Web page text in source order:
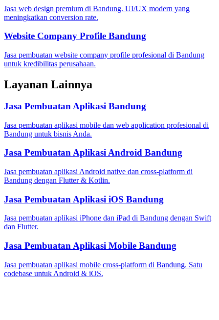
Jasa web design premium di Bandung. UI/UX modern yang
meningkatkan conversion rate.
Website Company Profile Bandung
Jasa pembuatan website company profile profesional di Bandung
untuk kredibilitas perusahaan.
Layanan Lainnya
Jasa Pembuatan Aplikasi Bandung
Jasa pembuatan aplikasi mobile dan web application profesional di
Bandung untuk bisnis Anda.
Jasa Pembuatan Aplikasi Android Bandung
Jasa pembuatan aplikasi Android native dan cross-platform di
Bandung dengan Flutter & Kotlin.
Jasa Pembuatan Aplikasi iOS Bandung
Jasa pembuatan aplikasi iPhone dan iPad di Bandung dengan Swift
dan Flutter.
Jasa Pembuatan Aplikasi Mobile Bandung
Jasa pembuatan aplikasi mobile cross-platform di Bandung. Satu
codebase untuk Android & iOS.